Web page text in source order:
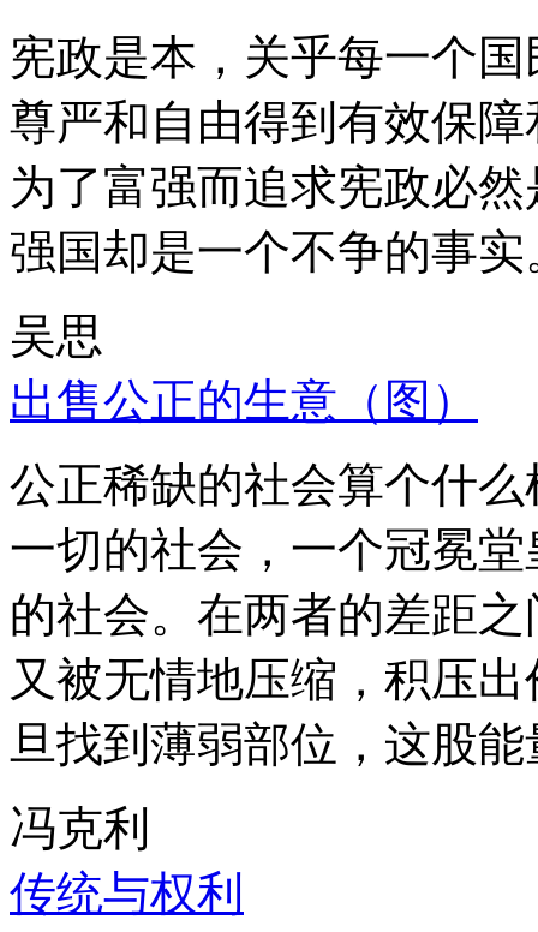
宪政是本，关乎每一个
尊严和自由得到有效保
为了富强而追求宪政必
强国却是一个不争的事实
吴思
出售公正的生意（图）
公正稀缺的社会算个什
一切的社会，一个冠冕
的社会。在两者的差距
又被无情地压缩，积压
旦找到薄弱部位，这股
冯克利
传统与权利